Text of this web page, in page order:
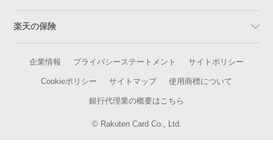
楽天の保険
企業情報 プライバシーステートメント サイトポリシー
Cookieポリシー サイトマップ 使用商標について
銀行代理業の概要はこちら
© Rakuten Card Co., Ltd.